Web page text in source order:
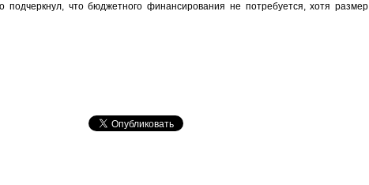
что бюджетного финансирования не потребуется, хотя размер